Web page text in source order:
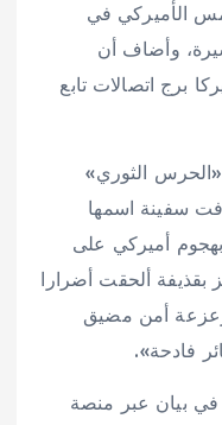
الأميركي في
وأضاف ‌أن
⁠برج ‌اتصالات ‌تابع
‌«الحرس الثوري»
سفينة اسمها
أميركي على
بقذيفة ألحقت أضرارا
أمن مضيق
فادحة».
في بيان عبر منصة